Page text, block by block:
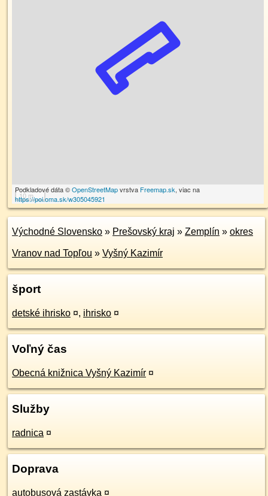
10 m
Podkladové dáta ©OpenStreetMapvrstva Freemap.sk, viac na
https://poi.oma.sk/w305045921
Východné Slovensko » Prešovský kraj » Zemplín » okres
Vranov nad Topľou » Vyšný Kazimír
šport
detské ihrisko ¤, ihrisko ¤
Voľný čas
Obecná knižnica Vyšný Kazimír ¤
Služby
radnica ¤
Doprava
autobusová zastávka ¤